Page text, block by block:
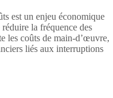
est un enjeu économique
la fréquence des
les coûts de main-d’œuvre,
liés aux interruptions